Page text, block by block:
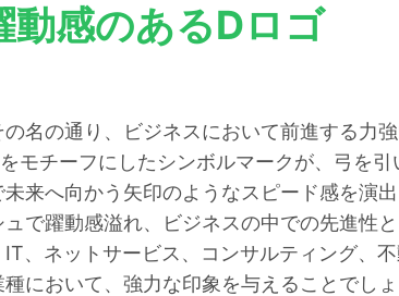
感のあるDロゴ
の名の通り、ビジネスにおいて前進する力
モチーフにしたシンボルマークが、弓を引
来へ向かう矢印のようなスピード感を演
で躍動感溢れ、ビジネスの中での先進性
、ネットサービス、コンサルティング、
において、強力な印象を与えることでし